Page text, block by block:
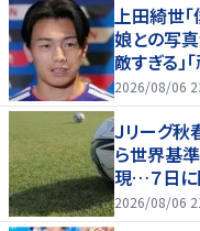
上田綺世
娘との写
敵すぎる」
2026/08/06
Ｊリーグ秋
ら世界基
現…７日
2026/08/06